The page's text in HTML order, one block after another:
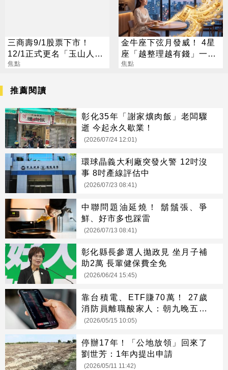
三商壽9/1股票下市！
12/1正式更名「玉山人
壽」
焦點
金牛座下弦月發威！ 4星
座「越整理越有錢」一路
旺運到10月
焦點
推薦閱讀
彰化35年「謝家爌肉飯」老闆驟
逝 今起永久歇業！
(2026/07/24 12:01)
環球晶義大利廠突發火警 12吋沒
事 8吋產線評估中
(2026/07/23 08:41)
中聯問題油延燒！ 鬍鬚張、爭
鮮、好市多也踩雷
(2026/07/13 08:41)
彰化縣長參選人拋政見 坐月子補
助2萬 長輩健保費全免
(2026/06/24 15:45)
靠台積電、ETF賺70萬！ 27歲
消防員離職酸家人：朝九晚五是
奴隸思維
(2026/05/15 10:05)
停辦17年！「公地放領」回來了
劉世芳：1年內提出申請
(2026/05/11 11:42)